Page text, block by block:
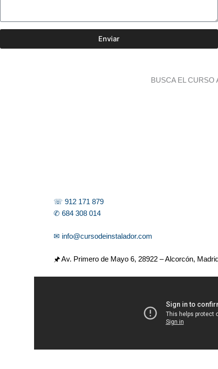
Enviar
BUSCA EL CURSO
☏ 912 171 879
✆ 684 308 014
✉ info@cursodeinstalador.com
🖈 Av. Primero de Mayo 6, 28922 – Alcorcón,